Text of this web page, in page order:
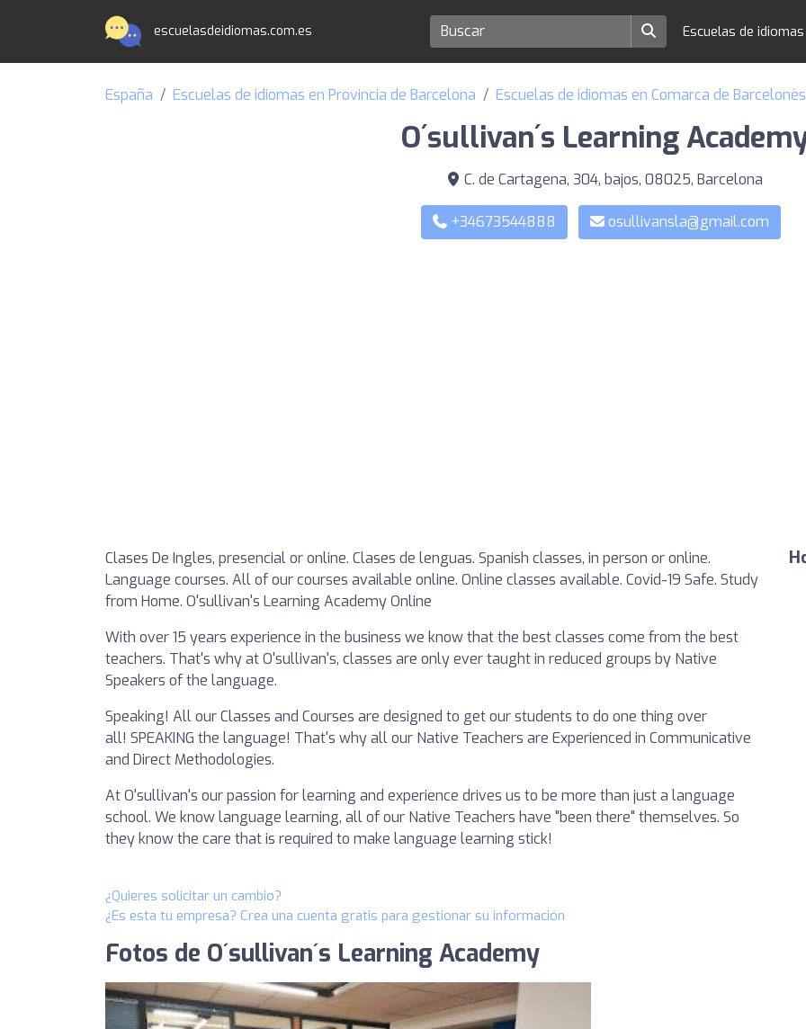
escuelasdeidiomas.com.es Escuelas de idiomas
España Escuelas de idiomas en Provincia de Barcelona Escuelas de idiomas en Comarca de Barcelonès
O´sullivan´s Learning
C. de Cartagena, 304, bajos, 08025, Barcelona
+34673544888 osullivansla@gmail.com
Clases De Ingles, presencial or online. Clases de lenguas. Spanish classes, in person or online.
Language courses. All of our courses available online. Online classes available. Covid-19 Safe. Study
from Home. O'sullivan's Learning Academy Online
With over 15 years experience in the business we know that the best classes come from the best
teachers. That's why at O'sullivan's, classes are only ever taught in reduced groups by Native
Speakers of the language.
Speaking! All our Classes and Courses are designed to get our students to do one thing over
all! SPEAKING the language! That's why all our Native Teachers are Experienced in Communicative
and Direct Methodologies.
At O'sullivan's our passion for learning and experience drives us to be more than just a language
school. We know language learning, all of our Native Teachers have "been there" themselves. So
they know the care that is required to make language learning stick!
¿Quieres solicitar un cambio?
¿Es esta tu empresa? Crea una cuenta gratis para gestionar su información
Fotos de O´sullivan´s Learning Academy